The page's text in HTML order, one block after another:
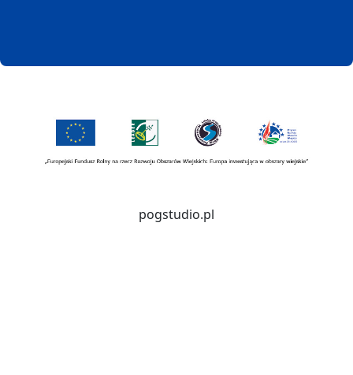
pogstudio.pl